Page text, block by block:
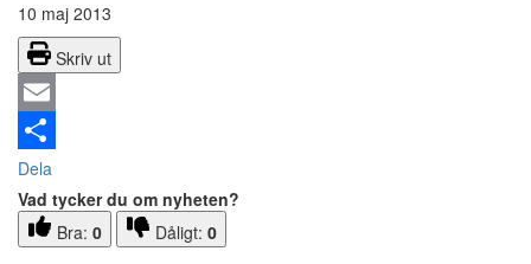
10 maj 2013
Skriv ut
Email
Dela
Vad tycker du om nyheten?
Bra: 0 Dåligt: 0